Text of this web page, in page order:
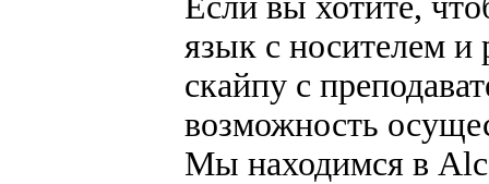
язык с носителем и
скайпу с
возможность
Мы находимся в